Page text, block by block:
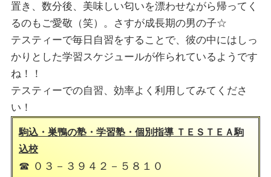
置き、数分後、美味しい匂いを漂わせながら帰ってく
るのもご愛敬（笑）。さすが成長期の男の子☆
テスティーで毎日自習をすることで、彼の中にはしっ
かりとした学習スケジュールが作られているようです
ね！！
テスティーでの自習、効率よく利用してみてくださ
い！
駒込・巣鴨の塾・学習塾・個別指導 ＴＥＳＴＥＡ駒
込校
☎ ０３－３９４２－５８１０